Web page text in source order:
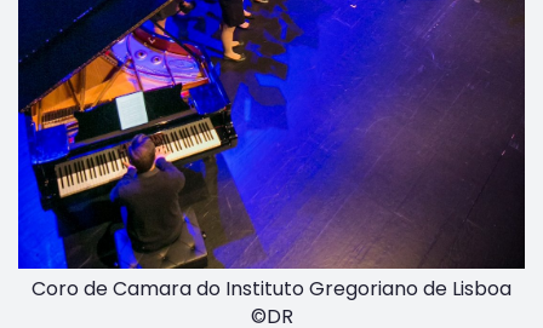
Coro de Camara do Instituto Gregoriano de Lisboa
©DR